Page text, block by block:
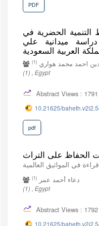
PDF
الحضرية في
ميدانية علي
العربية السعودية
احمد محمد هواري (1)
(1) , Egypt
Abstract Views : 1791
10.21625/
pdf
الحفاظ على التراث
قراءة في المواثيق العالمية
دعاء أحمد عمر (1)
(1) , Egypt
Abstract Views : 1792
10.21625/